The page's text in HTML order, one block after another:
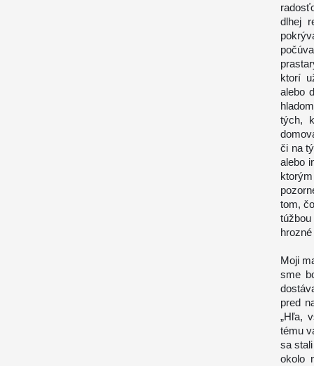
dlhej
ktorí
alebo
tých,
či na
alebo
tom,
túžbou
Moji
sme
pred
„Hľa,
tému
sa
okolo